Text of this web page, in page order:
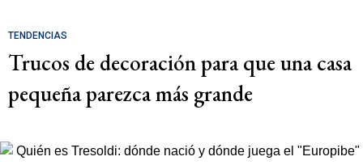
TENDENCIAS
Trucos de decoración para que una casa
pequeña parezca más grande